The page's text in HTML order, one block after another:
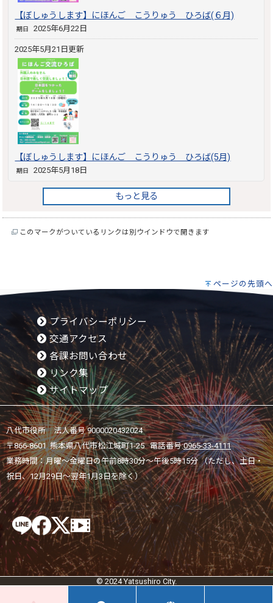
【ぼしゅうします】にほんご こうりゅう ひろば(６月)
期日 2025年6月22日
2025年5月21日更新
【ぼしゅうします】にほんご こうりゅう ひろば(5月)
期日 2025年5月18日
もっと見る
このマークがついているリンクは別ウインドウで開きます
ページの先頭へ
プライバシーポリシー
交通アクセス
各課お問い合わせ
リンク集
サイトマップ
八代市役所 法人番号 9000020432024
〒866-8601 熊本県八代市松江城町1-25 電話番号:0965-33-4111
業務時間：月曜～金曜日の午前8時30分～午後5時15分 （ただし、土日・
祝日、12月29日～翌年1月3日を除く）
© 2024 Yatsushiro City.